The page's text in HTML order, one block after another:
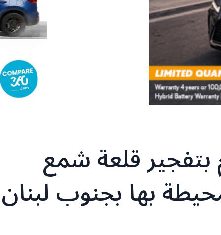
بتفجير قلعة شمع
بها بجنوب لبنان